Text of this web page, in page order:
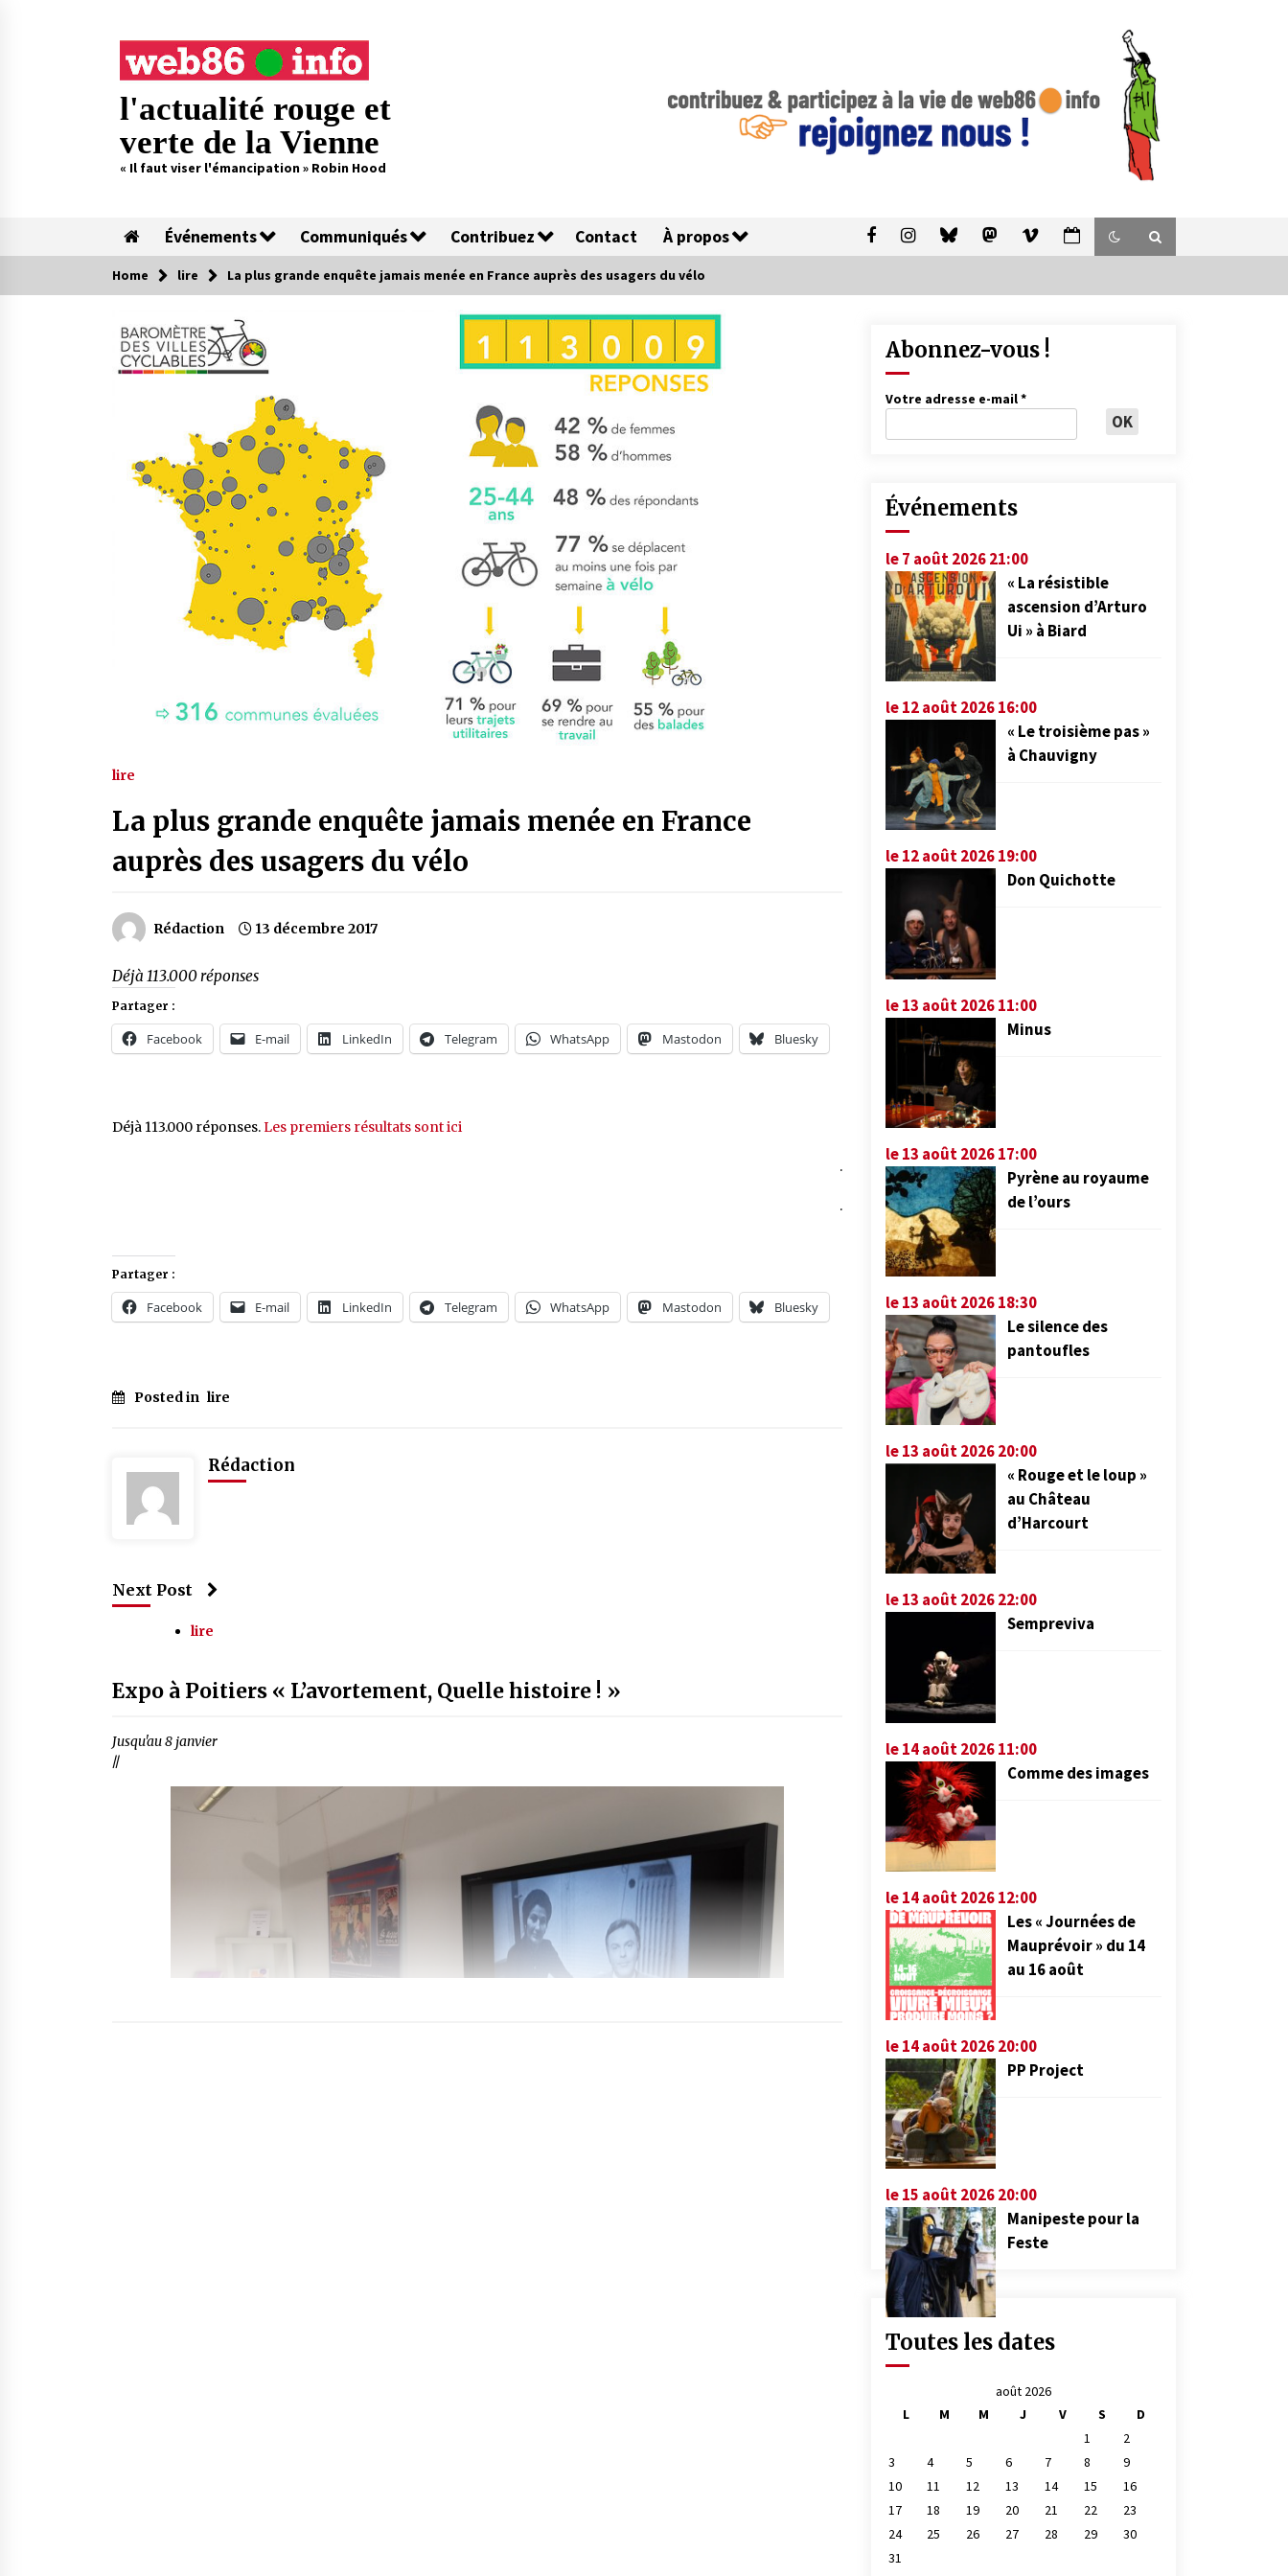
l'actualité rouge et
verte de la Vienne
« Il faut viser l'émancipation » Robin Hood
Événements Communiqués Contribuez Contact À propos
Home lire La plus grande enquête jamais menée en France auprès des usagers du vélo
lire
La plus grande enquête jamais menée en France
auprès des usagers du vélo
Rédaction 13 décembre 2017
Déjà 113.000 réponses
Partager :
Facebook E-mail LinkedIn Telegram WhatsApp Mastodon Bluesky
Déjà 113.000 réponses.Les premiers résultats sont ici
.
.
Partager :
Facebook E-mail LinkedIn Telegram WhatsApp Mastodon Bluesky
Posted in lire
Rédaction
Next Post
lire
Expo à Poitiers « L’avortement, Quelle histoire ! »
Jusqu'au 8 janvier
//
Abonnez-vous !
Votre adresse e-mail*
Événements
le 7 août 2026 21:00
« La résistible
ascension d’Arturo
Ui » à Biard
le 12 août 2026 16:00
« Le troisième pas »
à Chauvigny
le 12 août 2026 19:00
Don Quichotte
le 13 août 2026 11:00
Minus
le 13 août 2026 17:00
Pyrène au royaume
de l’ours
le 13 août 2026 18:30
Le silence des
pantoufles
le 13 août 2026 20:00
« Rouge et le loup »
au Château
d’Harcourt
le 13 août 2026 22:00
Sempreviva
le 14 août 2026 11:00
Comme des images
le 14 août 2026 12:00
Les « Journées de
Mauprévoir » du 14
au 16 août
le 14 août 2026 20:00
PP Project
le 15 août 2026 20:00
Manipeste pour la
Feste
Toutes les dates
août 2026
L
M M J V S
D
1
2
3
4 5 6 7 8
9
10
11 12 13 14 15
16
17
18 19 20 21 22
23
24
25 26 27 28 29
30
31